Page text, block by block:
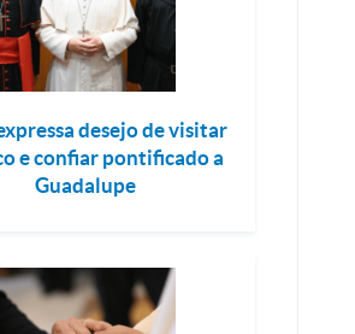
desejo de visitar
e confiar pontificado a
Guadalupe